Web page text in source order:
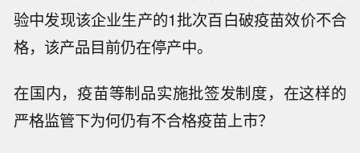
验中发现该企业生产的1批次百白破疫苗效价不合
格，该产品目前仍在停产中。
在国内，疫苗等制品实施批签发制度，在这样的
严格监管下为何仍有不合格疫苗上市？